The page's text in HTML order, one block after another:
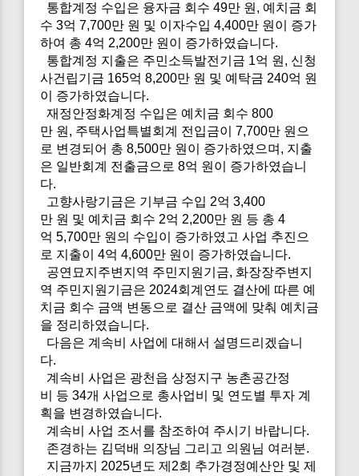
통합계정 수입은 융자금 회수 49만 원, 예치금 회
수 3억 7,700만 원 및 이자수입 4,400만 원이 증가
하여 총 4억 2,200만 원이 증가하였습니다.
통합계정 지출은 주민소득발전기금 1억 원, 신청
사건립기금 165억 8,200만 원 및 예탁금 240억 원
이 증가하였습니다.
재정안정화계정 수입은 예치금 회수 800
만 원, 주택사업특별회계 전입금이 7,700만 원으
로 변경되어 총 8,500만 원이 증가하였으며, 지출
은 일반회계 전출금으로 8억 원이 증가하였습니
다.
고향사랑기금은 기부금 수입 2억 3,400
만 원 및 예치금 회수 2억 2,200만 원 등 총 4
억 5,700만 원의 수입이 증가하였고 사업 추진으
로 지출이 4억 4,600만 원이 증가하였습니다.
공연묘지주변지역 주민지원기금, 화장장주변지
역 주민지원기금은 2024회계연도 결산에 따른 예
치금 회수 금액 변동으로 결산 금액에 맞춰 예치금
을 정리하였습니다.
다음은 계속비 사업에 대해서 설명드리겠습니
다.
계속비 사업은 광천읍 상정지구 농촌공간정
비 등 34개 사업으로 총사업비 및 연도별 투자 계
획을 변경하였습니다.
계속비 사업 조서를 참조하여 주시기 바랍니다.
존경하는 김덕배 의장님 그리고 의원님 여러분.
지금까지 2025년도 제2회 추가경정예산안 및 제